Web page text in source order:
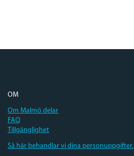
OM
Om Malmö delar
FAQ
Tillgänglighet
Så här behandlar vi dina personuppgifter.